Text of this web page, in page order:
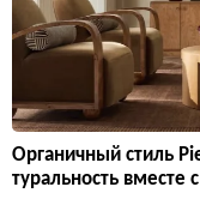
Органичный стиль
туральность вместе